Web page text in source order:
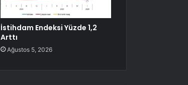
İstihdam Endeksi Yüzde 1,2
Arttı
Ağustos 5, 2026